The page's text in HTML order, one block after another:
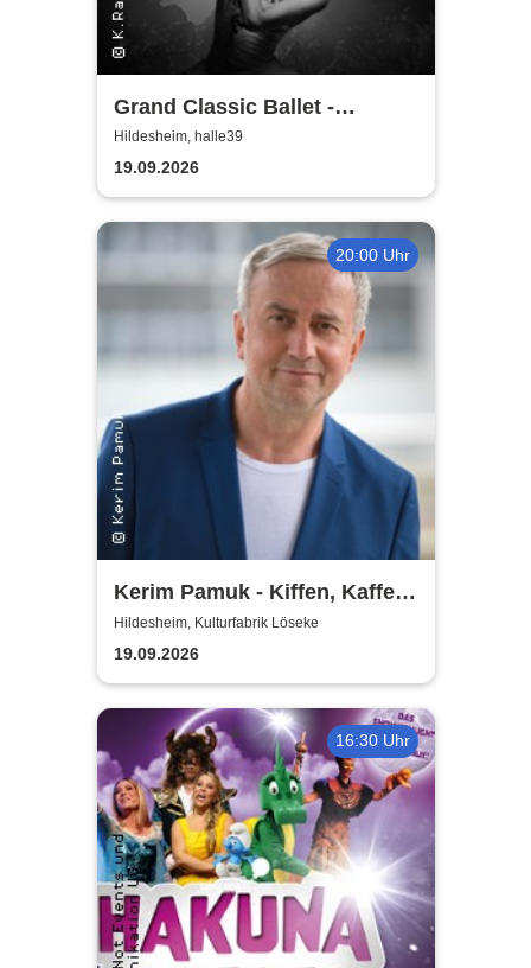
Grand Classic Ballet -
Schwanensee - Jenseits der
Bühne mit live Streichquartett
Hildesheim, halle39
19.09.2026
20:00 Uhr
Kerim Pamuk - Kiffen, Kaffee
& Kajal
Hildesheim, Kulturfabrik Löseke
19.09.2026
16:30 Uhr